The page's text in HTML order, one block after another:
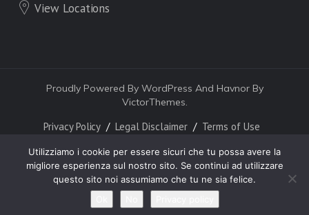
View Locations
Proudly Powered By WordPress And Havnor By
VictorThemes.
Privacy Policy Legal Disclaimer Terms of Use
Utilizziamo i cookie per essere sicuri che tu possa avere la
migliore esperienza sul nostro sito. Se continui ad utilizzare
questo sito noi assumiamo che tu ne sia felice.